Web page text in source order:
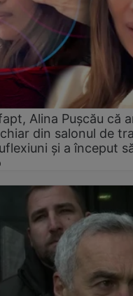
Alina Pușcău că
din salonul de
și a început